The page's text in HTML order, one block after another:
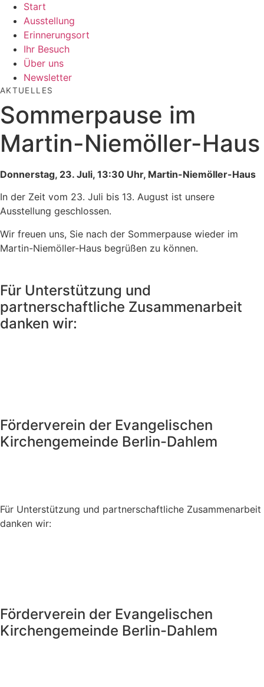
Start
Ausstellung
Erinnerungsort
Ihr Besuch
Über uns
Newsletter
AKTUELLES
Sommerpause im
Martin-Niemöller-Haus
Donnerstag, 23. Juli, 13:30 Uhr, Martin-Niemöller-Haus
In der Zeit vom 23. Juli bis 13. August ist unsere
Ausstellung geschlossen.
Wir freuen uns, Sie nach der Sommerpause wieder im
Martin-Niemöller-Haus begrüßen zu können.
Für Unterstützung und
partnerschaftliche Zusammenarbeit
danken wir:
Förderverein der Evangelischen
Kirchengemeinde Berlin-Dahlem
Für Unterstützung und partnerschaftliche Zusammenarbeit
danken wir:
Förderverein der Evangelischen
Kirchengemeinde Berlin-Dahlem